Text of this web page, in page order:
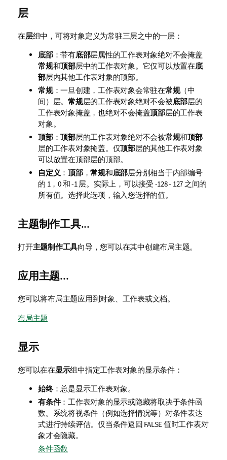
层
在层组中，可将对象定义为常驻三层之中的一层：
底部：带有底部层属性的工作表对象绝对不会掩盖
常规和顶部层中的工作表对象。它仅可以放置在底
部层内其他工作表对象的顶部。
常规：一旦创建，工作表对象会常驻在常规（中
间）层。 常规层的工作表对象绝对不会被底部层的
工作表对象掩盖，也绝对不会掩盖顶部层的工作表
对象。
顶部：顶部层的工作表对象绝对不会被常规和顶部
层的工作表对象掩盖。仅顶部层的其他工作表对象
可以放置在顶部层的顶部。
自定义 ： 顶部，常规和底部层分别相当于内部编号
的 1，0 和 -1 层。实际上，可以接受 -128 - 127 之间的
所有值。选择此选项，输入您选择的值。
主题制作工具...
打开主题制作工具向导，您可以在其中创建布局主题。
应用主题...
您可以将布局主题应用到对象、工作表或文档。
布局主题
显示
您可以在在显示组中指定工作表对象的显示条件：
始终：总是显示工作表对象。
有条件：工作表对象的显示或隐藏将取决于条件函
数。系统将视条件（例如选择情况等）对条件表达
式进行持续评估。仅当条件返回 FALSE 值时工作表对
象才会隐藏。
条件函数